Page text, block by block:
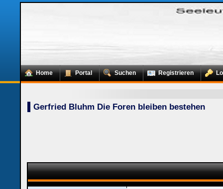
Home Portal Suchen Registrieren
Gerfried Bluhm Die Foren bleiben bestehen